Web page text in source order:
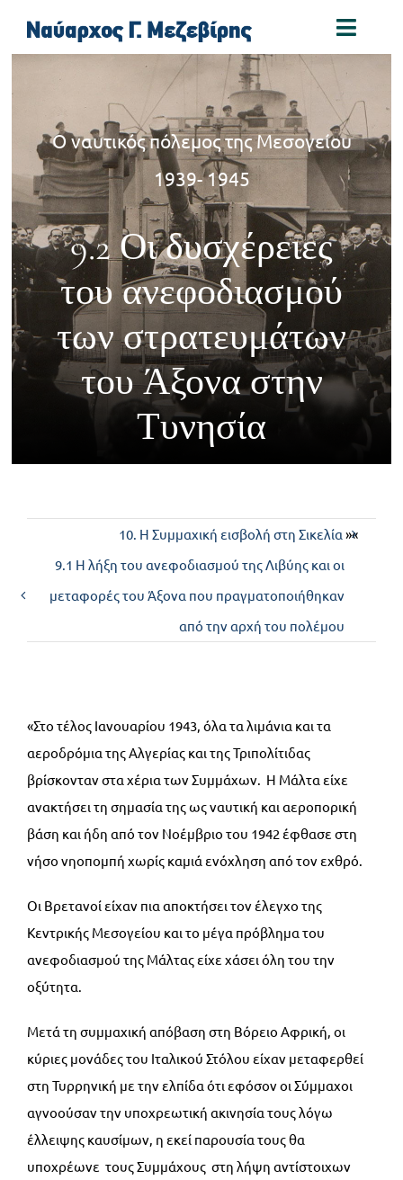
Toggle
Βιογραφία
Παράσημα
Συγγράμματα
Φωτογραφίες
Συνδέσεις
Ο ναυτικός πόλεμος της Μεσογείου
1939- 1945
9.2 Οι δυσχέρειες
του ανεφοδιασμού
των στρατευμάτων
του Άξονα στην
Τυνησία
10. Η Συμμαχική εισβολή στη Σικελία »«
9.1 Η λήξη του ανεφοδιασμού της Λιβύης και οι
μεταφορές του Άξονα που πραγματοποιήθηκαν
από την αρχή του πολέμου
«Στο τέλος Ιανουαρίου 1943, όλα τα λιμάνια και τα
αεροδρόμια της Αλγερίας και της Τριπολίτιδας
βρίσκονταν στα χέρια των Συμμάχων. Η Μάλτα είχε
ανακτήσει τη σημασία της ως ναυτική και αεροπορική
βάση και ήδη από τον Νοέμβριο του 1942 έφθασε στη
νήσο νηοπομπή χωρίς καμιά ενόχληση από τον εχθρό.
Οι Βρετανοί είχαν πια αποκτήσει τον έλεγχο της
Κεντρικής Μεσογείου και το μέγα πρόβλημα του
ανεφοδιασμού της Μάλτας είχε χάσει όλη του την
οξύτητα.
Μετά τη συμμαχική απόβαση στη Βόρειο Αφρική, οι
κύριες μονάδες του Ιταλικού Στόλου είχαν μεταφερθεί
στη Τυρρηνική με την ελπίδα ότι εφόσον οι Σύμμαχοι
αγνοούσαν την υποχρεωτική ακινησία τους λόγω
έλλειψης καυσίμων, η εκεί παρουσία τους θα
υποχρέωνε τους Συμμάχους στη λήψη αντίστοιχων